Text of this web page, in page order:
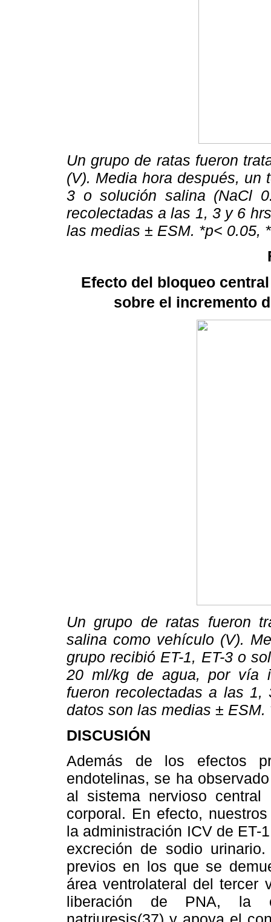
Un grupo de ratas fueron
(V). Media hora después, un
3 o solución salina (NaCl
recolectadas a las 1, 3 y 6
las medias ± ESM. *p< 0.05,
Efecto del bloqueo
sobre el incremento
Un grupo de ratas fueron
salina como vehículo (V).
grupo recibió ET-1, ET-3 o
20 ml/kg de agua, por vía
fueron recolectadas a las
datos son las medias ±
DISCUSIÓN
Además de los efectos
endotelinas, se ha
al sistema nervioso central
corporal. En efecto,
la administración ICV de ET-
excreción de sodio
previos en los que se
área ventrolateral del tercer
liberación de PNA, la